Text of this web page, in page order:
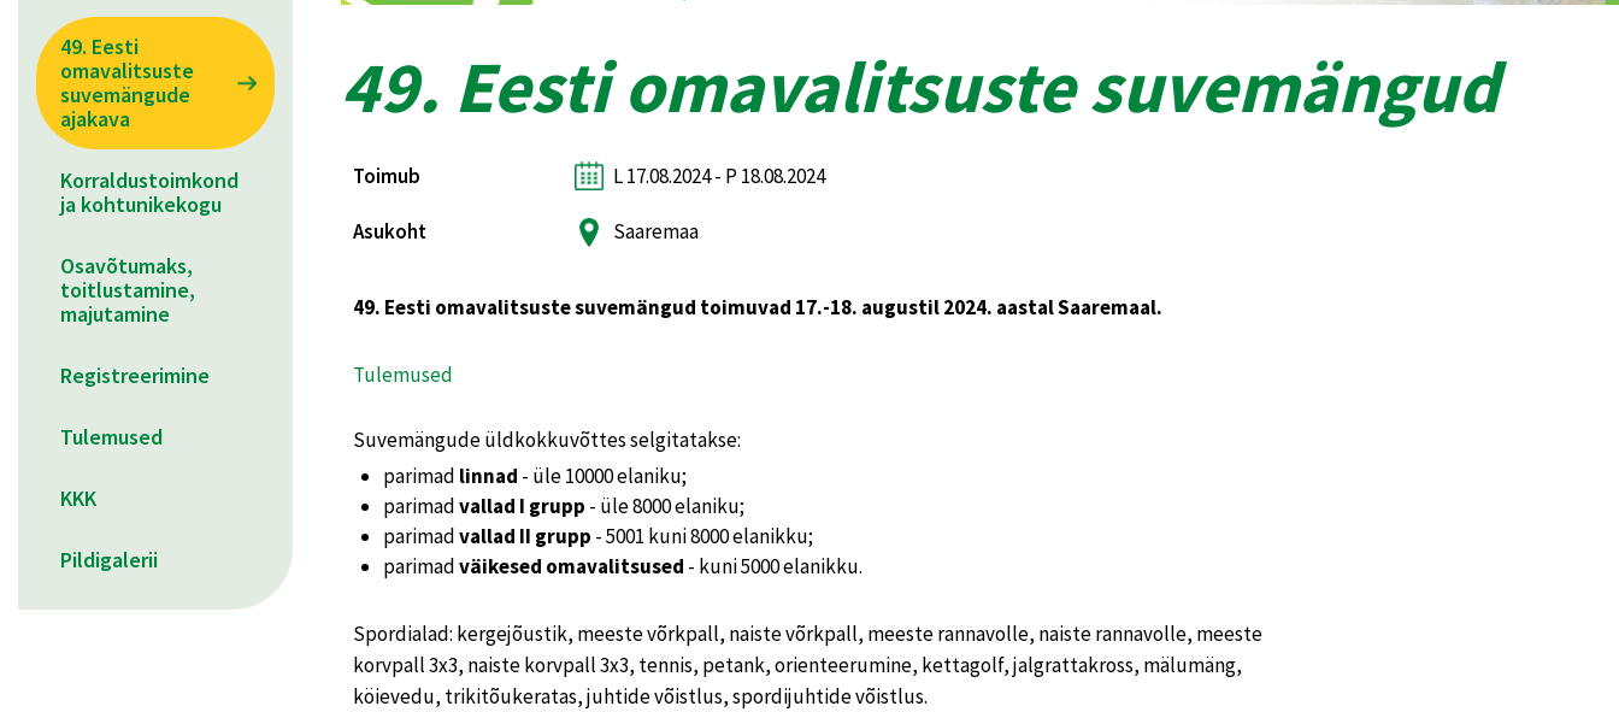
49. Eesti
omavalitsuste
suvemängude
ajakava
Korraldustoimkond
ja kohtunikekogu
Osavõtumaks,
toitlustamine,
majutamine
Registreerimine
Tulemused
KKK
Pildigalerii
49. Eesti omavalitsuste suvemängud
Toimub L 17.08.2024 - P 18.08.2024
Asukoht Saaremaa
49. Eesti omavalitsuste suvemängud toimuvad 17.-18. augustil 2024. aastal Saaremaal.
Tulemused
Suvemängude üldkokkuvõttes selgitatakse:
parimad linnad - üle 10000 elaniku;
parimadvallad I grupp - üle 8000 elaniku;
parimadvallad II grupp - 5001 kuni 8000 elanikku;
parimadväikesed omavalitsused - kuni 5000 elanikku.
Spordialad: kergejõustik, meeste võrkpall, naiste võrkpall, meeste rannavolle, naiste rannavolle, meeste
korvpall 3x3, naiste korvpall 3x3, tennis, petank, orienteerumine, kettagolf, jalgrattakross, mälumäng,
köievedu, trikitõukeratas, juhtide võistlus, spordijuhtide võistlus.